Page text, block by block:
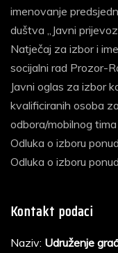
imenovanje
duštva „Javni
Natječaj za izbor i
socijalni rad Prozor-
Javni oglas za izbor
kvalificiranih osoba
odbora/mobilnog
Odluka o izboru
Odluka o izboru
Kontakt podaci
Naziv: Udruženje